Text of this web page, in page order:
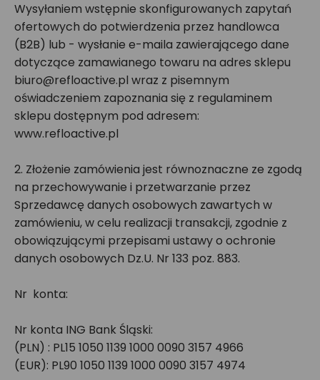
Wysyłaniem wstępnie skonfigurowanych zapytań
ofertowych do potwierdzenia przez handlowca
(B2B) lub - wysłanie e-maila zawierającego dane
dotyczące zamawianego towaru na adres sklepu
biuro@refloactive.pl wraz z pisemnym
oświadczeniem zapoznania się z regulaminem
sklepu dostępnym pod adresem:
www.refloactive.pl
2. Złożenie zamówienia jest równoznaczne ze zgodą
na przechowywanie i przetwarzanie przez
Sprzedawcę danych osobowych zawartych w
zamówieniu, w celu realizacji transakcji, zgodnie z
obowiązującymi przepisami ustawy o ochronie
danych osobowych Dz.U. Nr 133 poz. 883.
Nr konta:
Nr konta ING Bank Śląski:
(PLN) : PL15 1050 1139 1000 0090 3157 4966
(EUR): PL90 1050 1139 1000 0090 3157 4974